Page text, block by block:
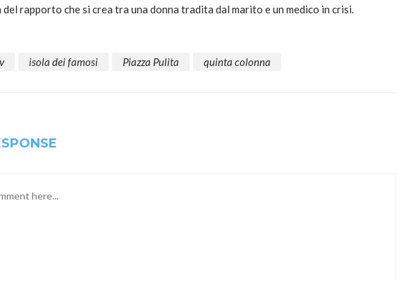
del rapporto che si crea tra una donna tradita dal marito e un medico in crisi.
isola dei famosi Piazza Pulita quinta colonna